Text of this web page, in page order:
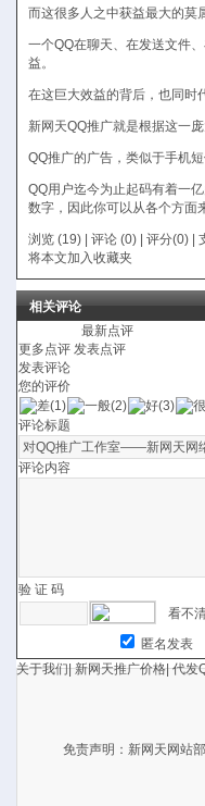
而这很多人之中获益最大的莫
一个QQ在聊天、在发送文件
益。
在这巨大效益的背后，也同时
新网天QQ推广就是根据这一
QQ推广的广告，类似于手机
QQ用户迄今为止起码有着一
数字，因此你可以从各个方面
浏览 (19) | 评论 (0) | 评分(0) |
将本文加入收藏夹
相关评论
最新点评
更多点评 发表点评
发表评论
您的评价
评论标题
评论内容
验 证 码
看不
匿名发表
免责声明： 新网天 网站
关于我们|新网天推广价格|代发